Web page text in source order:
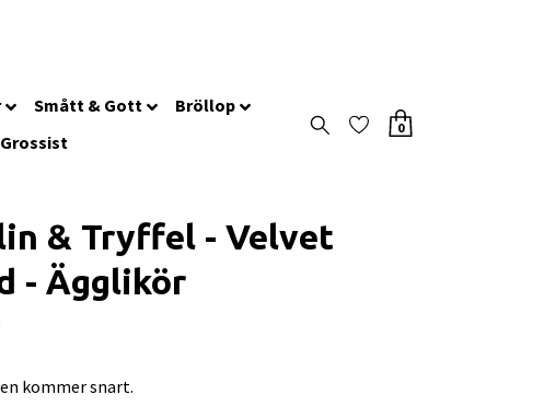
Smått & Gott
Bröllop
Grossist
0
& Tryffel - Velvet
- Ägglikör
kommer snart.